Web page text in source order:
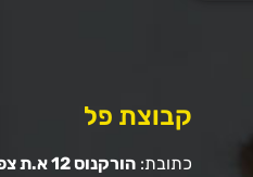
קבוצת פל
כתובת: הורקנוס 12 א.ת צפוני לוד